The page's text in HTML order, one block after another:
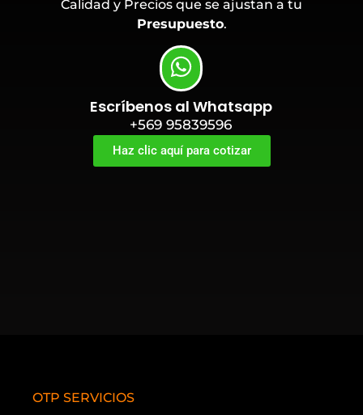
Calidad y Precios que se ajustan a tu
Presupuesto.
Escríbenos al Whatsapp
+569 95839596
Haz clic aquí para cotizar
OTP SERVICIOS